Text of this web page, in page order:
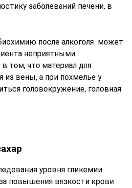
заболеваний печени, в
после алкоголя может
неприятными
том, что материал для
из вены, а при похмелье у
головокружение, головная
уровня гликемии
повышения вязкости крови